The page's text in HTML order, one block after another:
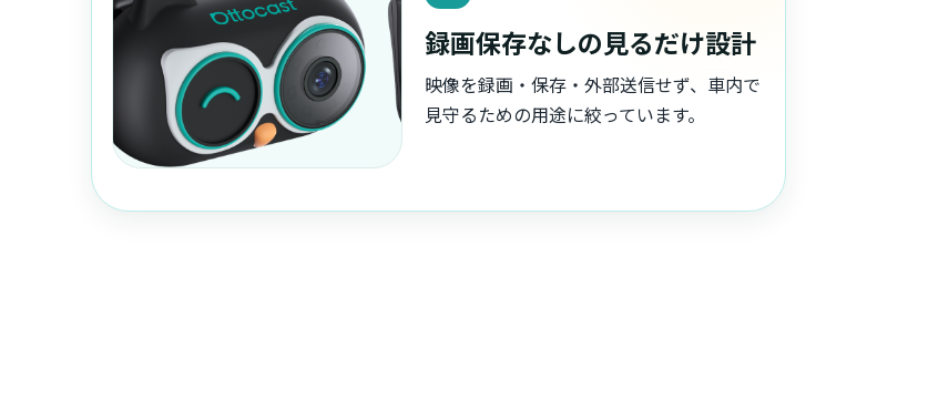
録画保存なしの見るだけ設計
映像を録画・保存・外部送信せず、車内で
見守るための用途に絞っています。